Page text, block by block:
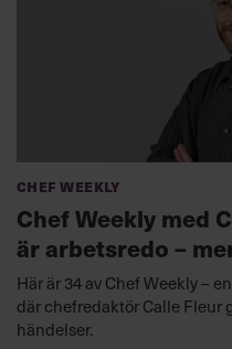
Chef Weekly
Chef Weekly med
är arbetsredo –
Här är 34 av Chef Weekly –
där chefredaktör Calle Fleur
händelser.